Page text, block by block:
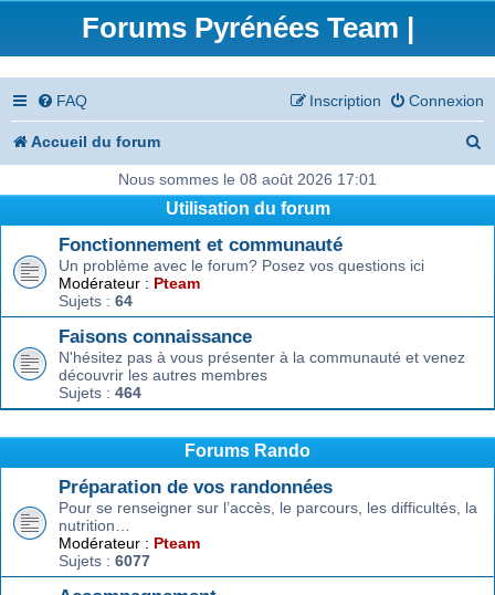
Forums Pyrénées Team |
FAQ Connexion
Inscription
Accueil du forum
e
Nous sommes le 08 août 2026 17:01
Utilisation du forum
Fonctionnement et communauté
Un problème avec le forum? Posez vos questions ici
Modérateur : Pteam
Sujets : 64
Faisons connaissance
N'hésitez pas à vous présenter à la communauté et venez
découvrir les autres membres
Sujets : 464
Forums Rando
Préparation de vos randonnées
Pour se renseigner sur l’accès, le parcours, les difficultés, la
nutrition…
Modérateur : Pteam
Sujets : 6077